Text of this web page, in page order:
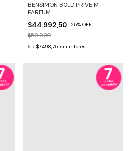
BENSIMON BOLD PRIVE M
PARFUM
$44.992,50 -25% OFF
$59.990
6 x $7.498,75 sin interés